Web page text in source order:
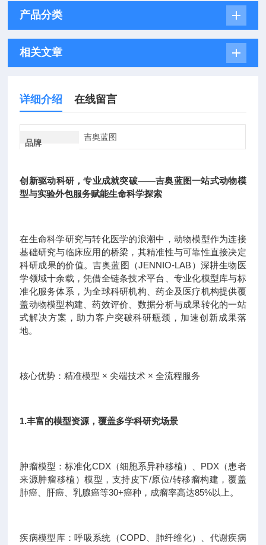
产品分类
相关文章
详细介绍 在线留言
品牌
吉奥蓝图
创新驱动科研，专业成就突破——吉奥蓝图一站式动物模
型与实验外包服务赋能生命科学探索
在生命科学研究与转化医学的浪潮中，动物模型作为连接
基础研究与临床应用的桥梁，其精准性与可靠性直接决定
科研成果的价值。吉奥蓝图（JENNIO-LAB）深耕生物医
学领域十余载，凭借全链条技术平台、专业化模型库与标
准化服务体系，为全球科研机构、药企及医疗机构提供覆
盖动物模型构建、药效评价、数据分析与成果转化的一站
式解决方案，助力客户突破科研瓶颈，加速创新成果落
地。
核心优势：精准模型 × 尖端技术 × 全流程服务
1.丰富的模型资源，覆盖多学科研究场景
肿瘤模型：标准化CDX（细胞系异种移植）、PDX（患者
来源肿瘤移植）模型，支持皮下/原位/转移瘤构建，覆盖
肺癌、肝癌、乳腺癌等30+癌种，成瘤率高达85%以上。
疾病模型库：呼吸系统（COPD、肺纤维化）、代谢疾病